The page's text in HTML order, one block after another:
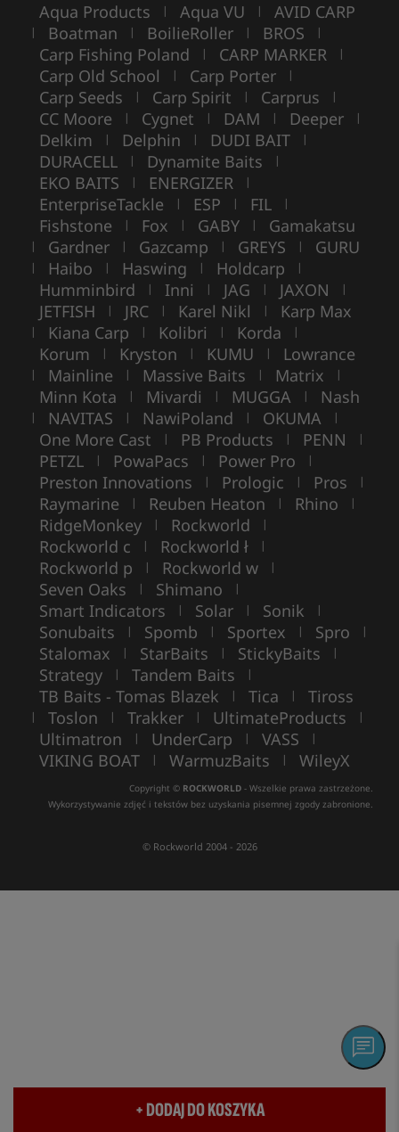
+ DODAJ DO KOSZYKA
Aqua Products | Aqua VU | AVID CARP
| Boatman | BoilieRoller | BROS |
Carp Fishing Poland | CARP MARKER |
Carp Old School | Carp Porter |
Carp Seeds | Carp Spirit | Carprus |
CC Moore | Cygnet | DAM | Deeper |
Delkim | Delphin | DUDI BAIT |
DURACELL | Dynamite Baits |
EKO BAITS | ENERGIZER |
EnterpriseTackle | ESP | FIL |
Fishstone | Fox | GABY | Gamakatsu
| Gardner | Gazcamp | GREYS | GURU
| Haibo | Haswing | Holdcarp |
Humminbird | Inni | JAG | JAXON |
JETFISH | JRC | Karel Nikl | Karp Max
| Kiana Carp | Kolibri | Korda |
Korum | Kryston | KUMU | Lowrance
| Mainline | Massive Baits | Matrix |
Minn Kota | Mivardi | MUGGA | Nash
| NAVITAS | NawiPoland | OKUMA |
One More Cast | PB Products | PENN |
PETZL | PowaPacs | Power Pro |
Preston Innovations | Prologic | Pros |
Raymarine | Reuben Heaton | Rhino |
RidgeMonkey | Rockworld |
Rockworld c | Rockworld ł |
Rockworld p | Rockworld w |
Seven Oaks | Shimano |
Smart Indicators | Solar | Sonik |
Sonubaits | Spomb | Sportex | Spro |
Stalomax | StarBaits | StickyBaits |
Strategy | Tandem Baits |
TB Baits - Tomas Blazek | Tica | Tiross
| Toslon | Trakker | UltimateProducts |
Ultimatron | UnderCarp | VASS |
VIKING BOAT | WarmuzBaits | WileyX
Copyright © ROCKWORLD - Wszelkie prawa zastrzeżone.
Wykorzystywanie zdjęć i tekstów bez uzyskania pisemnej zgody zabronione.
© Rockworld 2004 - 2026